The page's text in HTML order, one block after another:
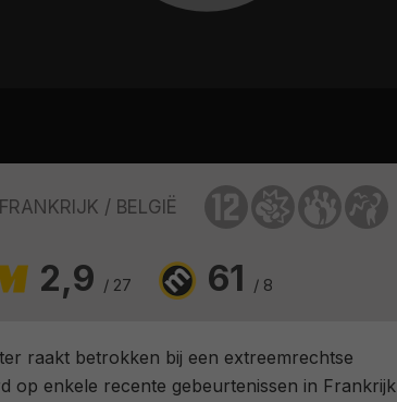
FRANKRIJK BELGIË
2,9 / 27 61 / 8
raakt betrokken bij een extreemrechtse
op enkele recente gebeurtenissen in Frankrijk